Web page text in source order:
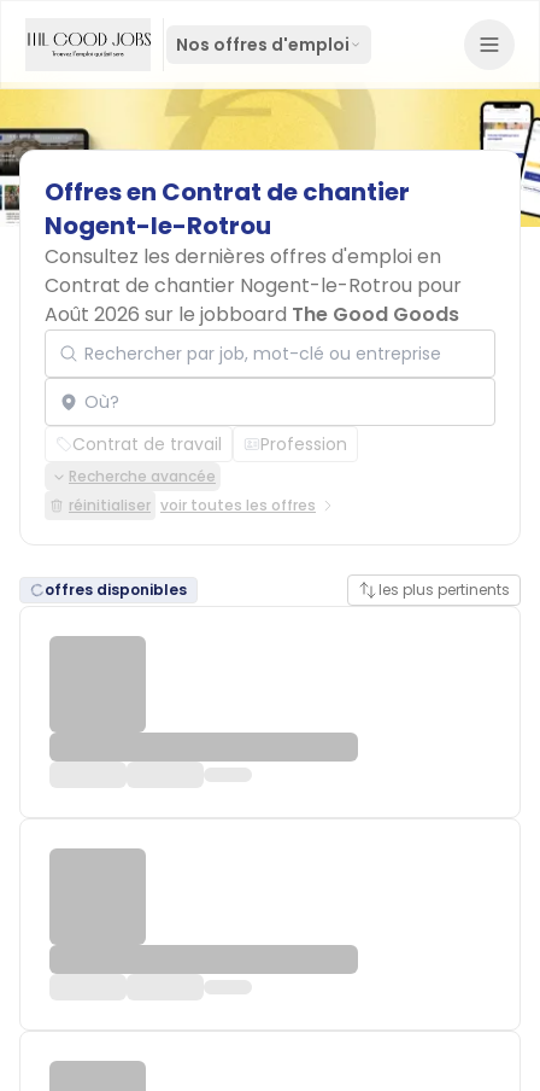
Nos offres d'emploi
Offresen Contrat dechantier
Nogent-le-Rotrou
Consultez les dernières offres d'emploi en
Contrat de chantier Nogent-le-Rotrou pour
Août 2026 sur le jobboard The Good Goods
Rechercher par job, mot-clé ou entreprise
Localisation
Contrat de travail Profession
Recherche avancée
réinitialiser voir toutes les offres
offres disponibles les plus pertinents